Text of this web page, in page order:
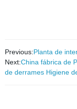
Previous:Planta de
Next:China fábrica de
de derrames Higiene